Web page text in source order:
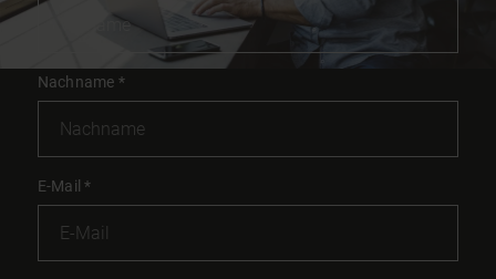
Nachname *
E-Mail*